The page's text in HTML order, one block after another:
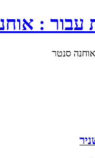
עבור :
אוחנה סנטר